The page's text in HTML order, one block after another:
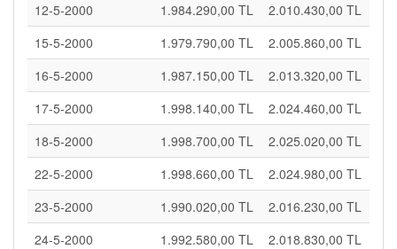
12-5-2000
1.984.290,00 TL
2.010.430,00 TL
15-5-2000
1.979.790,00 TL
2.005.860,00 TL
16-5-2000
1.987.150,00 TL
2.013.320,00 TL
17-5-2000
1.998.140,00 TL
2.024.460,00 TL
18-5-2000
1.998.700,00 TL
2.025.020,00 TL
22-5-2000
1.998.660,00 TL
2.024.980,00 TL
23-5-2000
1.990.020,00 TL
2.016.230,00 TL
24-5-2000
1.992.580,00 TL
2.018.830,00 TL